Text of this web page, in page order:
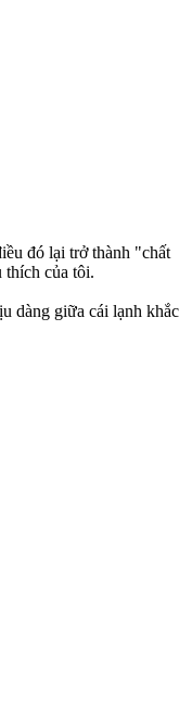
đó lại trở thành "chất
thích của tôi.
dàng giữa cái lạnh khắc